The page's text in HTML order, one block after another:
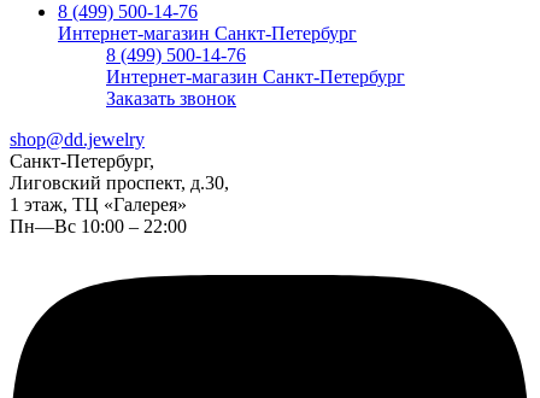
8 (499) 500-14-76
Интернет-магазин Санкт-Петербург
8 (499) 500-14-76
Интернет-магазин Санкт-Петербург
Заказать звонок
shop@dd.jewelry
Санкт-Петербург,
Лиговский проспект, д.30,
1 этаж, ТЦ «Галерея»
Пн—Вс 10:00 – 22:00